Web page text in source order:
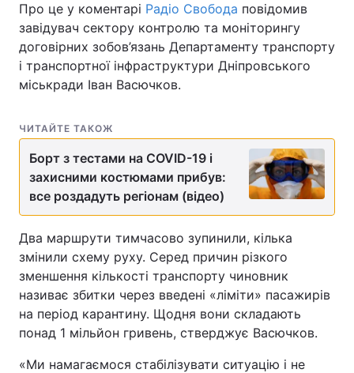
Про це у коментарі Радіо Свобода повідомив
завідувач сектору контролю та моніторингу
договірних зобов’язань Департаменту транспорту
і транспортної інфраструктури Дніпровського
міськради Іван Васючков.
ЧИТАЙТЕ ТАКОЖ
Борт з тестами на COVID-19 і
захисними костюмами прибув:
все роздадуть регіонам (відео)
Два маршрути тимчасово зупинили, кілька
змінили схему руху. Серед причин різкого
зменшення кількості транспорту чиновник
називає збитки через введені «ліміти» пасажирів
на період карантину. Щодня вони складають
понад 1 мільйон гривень, стверджує Васючков.
«Ми намагаємося стабілізувати ситуацію і не